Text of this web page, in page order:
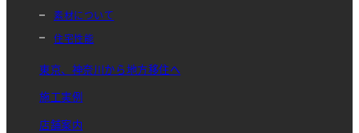
素材について
住宅性能
東京、神奈川から地方移住へ
施工実例
店舗案内